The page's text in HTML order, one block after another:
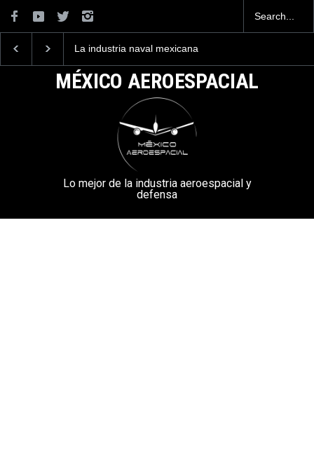
La industria naval mexicana
la Armada de México
mexicanos cuesta 2.9
millones de dólares
MÉXICO AEROESPACIAL
Lo mejor de la industria aeroespacial y
defensa